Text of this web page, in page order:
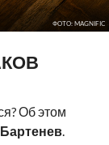
ФОТО: MAGNIFIC
Об этом
.